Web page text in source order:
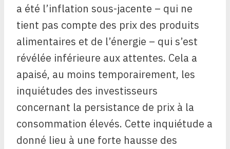
a été l’inflation sous-jacente – qui ne
tient pas compte des prix des produits
alimentaires et de l’énergie – qui s’est
révélée inférieure aux attentes. Cela a
apaisé, au moins temporairement, les
inquiétudes des investisseurs
concernant la persistance de prix à la
consommation élevés. Cette inquiétude a
donné lieu à une forte hausse des